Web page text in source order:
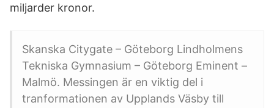
miljarder kronor.
Skanska Citygate – Göteborg Lindholmens
Tekniska Gymnasium – Göteborg Eminent –
Malmö. Messingen är en viktig del i
tranformationen av Upplands Väsby till